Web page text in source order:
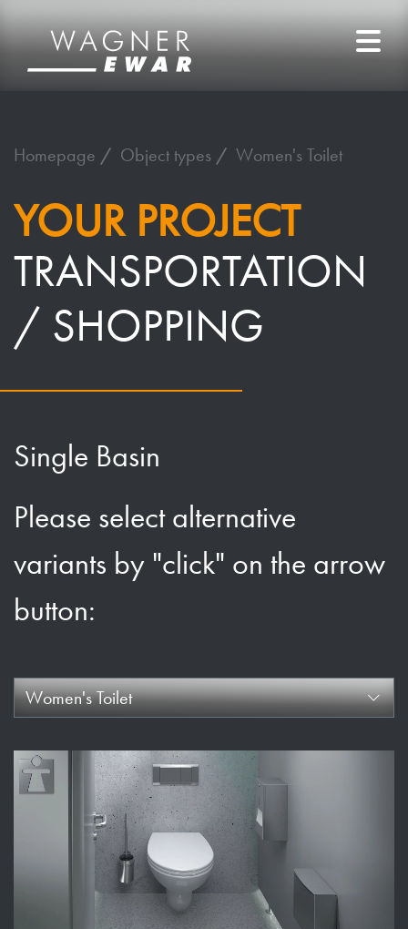
Homepage Object types Women's Toilet
YOUR PROJECT
TRANSPORTATION
/ SHOPPING
Single Basin
Please select alternative
variants by "click" on the arrow
button:
Women's Toilet